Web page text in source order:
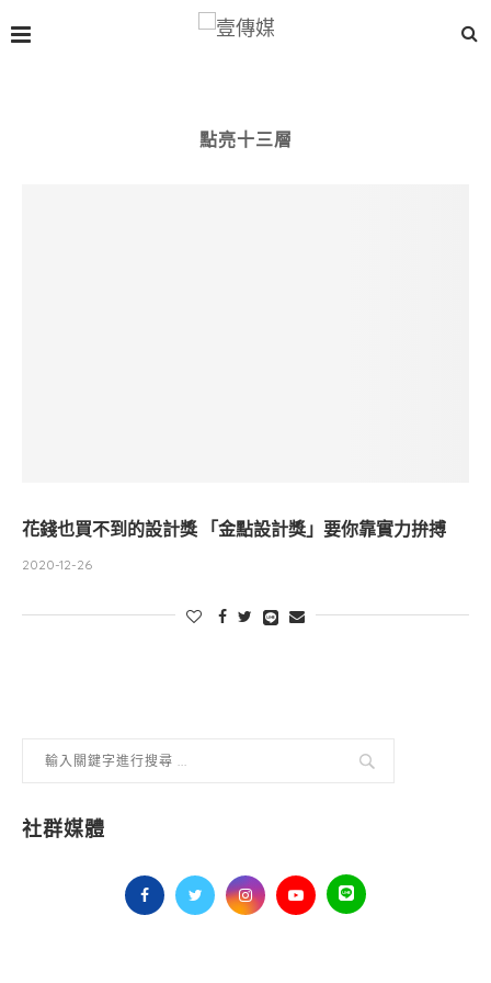
點亮十三層
花錢也買不到的設計獎 「金點設計獎」要你靠實力拚搏
2020-12-26
社群媒體